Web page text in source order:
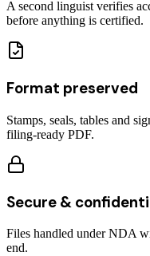
A second linguist verifies
before anything is certified.
Format preserved
Stamps, seals, tables and
filing-ready PDF.
Secure &
Files handled under NDA
end.